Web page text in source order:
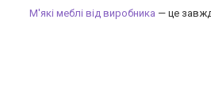
М'які меблі від виробника — це